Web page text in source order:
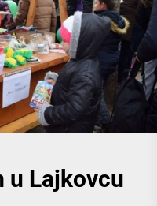
u Lajkovcu